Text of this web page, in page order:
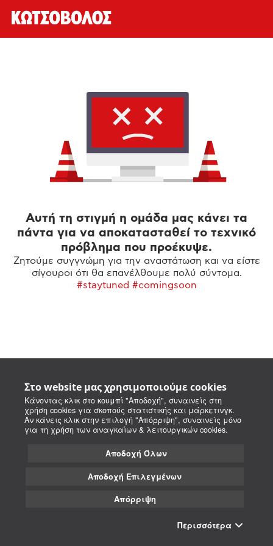
Στο website μας χρησιμοποιούμε cookies
Κάνοντας κλικ στο κουμπί "Αποδοχή", συναινείς στη
χρήση cookies για σκοπούς στατιστικής και μάρκετινγκ.
Αν κάνεις κλικ στην επιλογή "Απόρριψη", συναινείς μόνο
για τη χρήση των αναγκαίων & λειτουργικών cookies.
Αποδοχή Όλων
Αποδοχή Επιλεγμένων
Απόρριψη
Περισσότερα
Αυτή τη στιγμή η ομάδα μας κάνει τα
πάντα για να αποκατασταθεί το τεχνικό
πρόβλημα που προέκυψε.
Ζητούμε συγγνώμη για την αναστάτωση και να είστε
σίγουροι ότι θα επανέλθουμε πολύ σύντομα.
#staytuned #comingsoon